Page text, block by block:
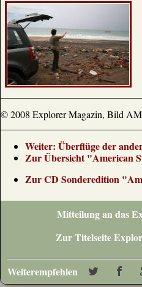
© 2008 Explorer Magazin, Bild
Weiter: Überflüge der
Zur Übersicht "American
Zur CD Sonderedition
Mitteilung an das
Zur Titelseite
Weiterempfehlen